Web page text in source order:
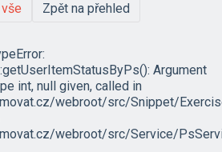
Zpět na přehled
Argument
int, null given, called in
webroot/src/Snippet/
webroot/src/Service/